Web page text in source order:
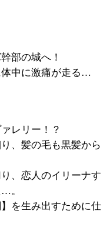
部の城へ！
体中に激痛が走る…
レリー！？
、髪の毛も黒髪から
、恋人のイリーナす
。
を生み出すために仕